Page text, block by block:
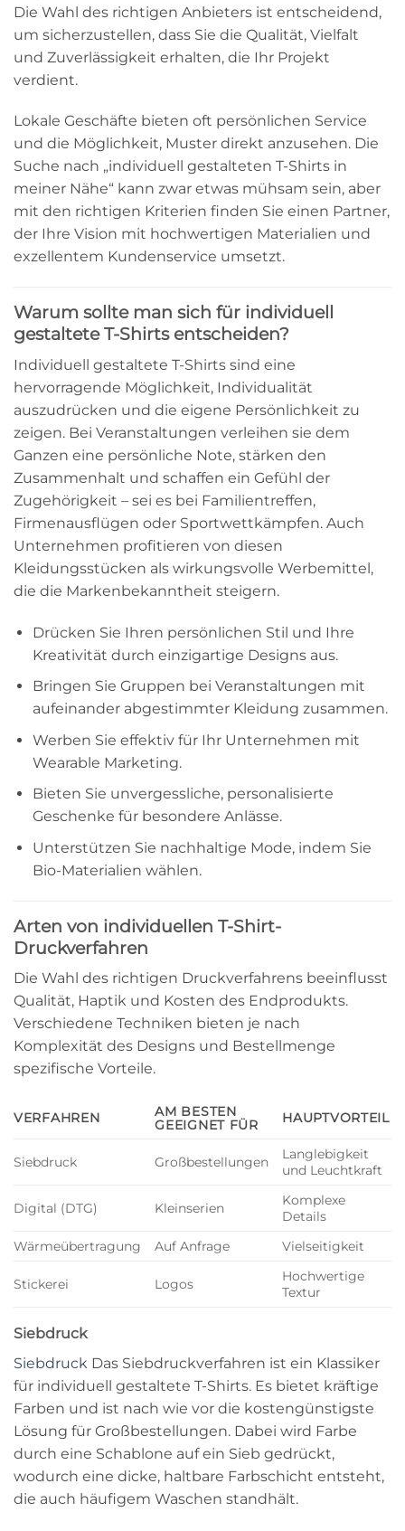
Die Wahl des richtigen Anbieters ist entscheidend,
um sicherzustellen, dass Sie die Qualität, Vielfalt
und Zuverlässigkeit erhalten, die Ihr Projekt
verdient.
Lokale Geschäfte bieten oft persönlichen Service
und die Möglichkeit, Muster direkt anzusehen. Die
Suche nach „individuell gestalteten T-Shirts in
meiner Nähe“ kann zwar etwas mühsam sein, aber
mit den richtigen Kriterien finden Sie einen Partner,
der Ihre Vision mit hochwertigen Materialien und
exzellentem Kundenservice umsetzt.
Warum sollte man sich für individuell
gestaltete T-Shirts entscheiden?
Individuell gestaltete T-Shirts sind eine
hervorragende Möglichkeit, Individualität
auszudrücken und die eigene Persönlichkeit zu
zeigen. Bei Veranstaltungen verleihen sie dem
Ganzen eine persönliche Note, stärken den
Zusammenhalt und schaffen ein Gefühl der
Zugehörigkeit – sei es bei Familientreffen,
Firmenausflügen oder Sportwettkämpfen. Auch
Unternehmen profitieren von diesen
Kleidungsstücken als wirkungsvolle Werbemittel,
die die Markenbekanntheit steigern.
Drücken Sie Ihren persönlichen Stil und Ihre
Kreativität durch einzigartige Designs aus.
Bringen Sie Gruppen bei Veranstaltungen mit
aufeinander abgestimmter Kleidung zusammen.
Werben Sie effektiv für Ihr Unternehmen mit
Wearable Marketing.
Bieten Sie unvergessliche, personalisierte
Geschenke für besondere Anlässe.
Unterstützen Sie nachhaltige Mode, indem Sie
Bio-Materialien wählen.
Arten von individuellen T-Shirt-
Druckverfahren
Die Wahl des richtigen Druckverfahrens beeinflusst
Qualität, Haptik und Kosten des Endprodukts.
Verschiedene Techniken bieten je nach
Komplexität des Designs und Bestellmenge
spezifische Vorteile.
VERFAHREN
AM BESTEN
GEEIGNET FÜR
HAUPTVORTEIL
Siebdruck Großbestellungen
Langlebigkeit
und Leuchtkraft
Digital (DTG) Kleinserien
Komplexe
Details
Wärmeübertragung
Auf Anfrage Vielseitigkeit
Stickerei Logos
Hochwertige
Textur
Siebdruck
Siebdruck Das Siebdruckverfahren ist ein Klassiker
für individuell gestaltete T-Shirts. Es bietet kräftige
Farben und ist nach wie vor die kostengünstigste
Lösung für Großbestellungen. Dabei wird Farbe
durch eine Schablone auf ein Sieb gedrückt,
wodurch eine dicke, haltbare Farbschicht entsteht,
die auch häufigem Waschen standhält.